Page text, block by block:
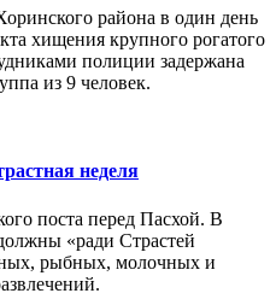
района в один день
хищения крупного рогатого
полиции задержана
из 9 человек.
неделя
поста перед Пасхой. В
«ради Страстей
рыбных, молочных и